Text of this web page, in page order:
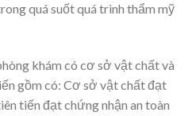
quá suốt quá trình thẩm mỹ
khám có cơ sở vật chất và
gồm có: Cơ sở vật chất đạt
tiến đạt chứng nhận an toàn